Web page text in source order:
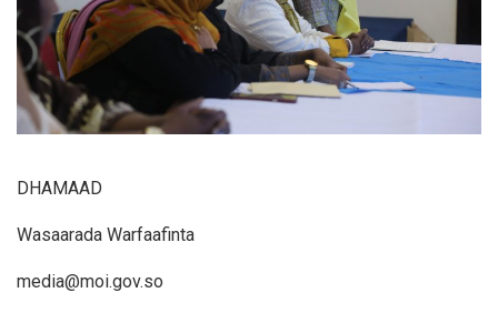
DHAMAAD
Wasaarada Warfaafinta
media@moi.gov.so